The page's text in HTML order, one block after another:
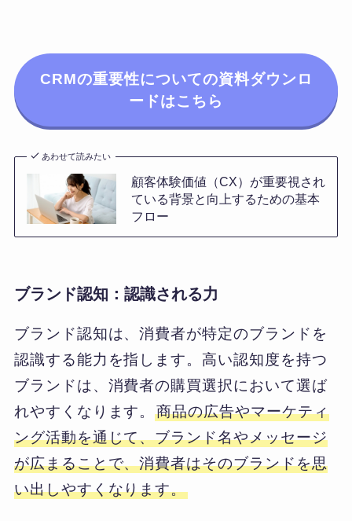
CRMの重要性についての資料ダウンロ
ードはこちら
あわせて読みたい
顧客体験価値（CX）が重要視され
ている背景と向上するための基本
フロー
ブランド認知：認識される力
ブランド認知は、消費者が特定のブランドを
認識する能力を指します。高い認知度を持つ
ブランドは、消費者の購買選択において選ば
れやすくなります。商品の広告やマーケティ
ング活動を通じて、ブランド名やメッセージ
が広まることで、消費者はそのブランドを思
い出しやすくなります。